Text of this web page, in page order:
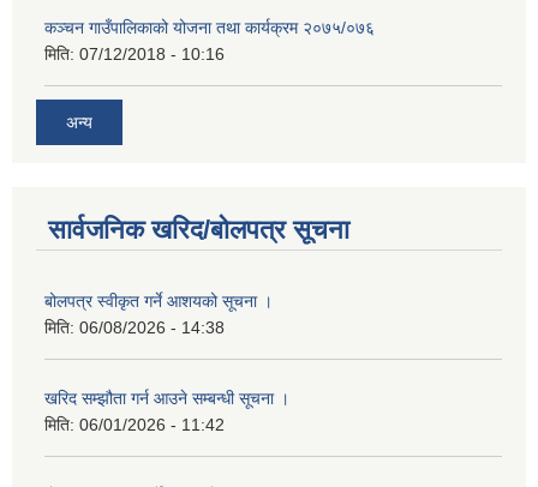
कञ्चन गाउँपालिकाको योजना तथा कार्यक्रम २०७५/०७६
मिति: 07/12/2018 - 10:16
अन्य
सार्वजनिक खरिद/बोलपत्र सूचना
बोलपत्र स्वीकृत गर्ने आशयको सूचना ।
मिति: 06/08/2026 - 14:38
खरिद सम्झौता गर्न आउने सम्बन्धी सूचना ।
मिति: 06/01/2026 - 11:42